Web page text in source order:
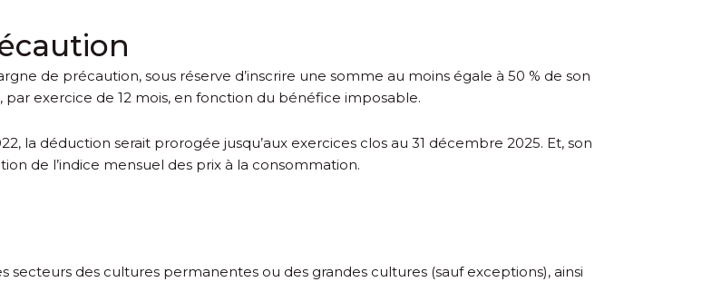
de précaution, sous réserve d’inscrire une somme au moins égale à 50 % de son
exercice de 12 mois, en fonction du bénéfice imposable.
la déduction serait prorogée jusqu’aux exercices clos au 31 décembre 2025. Et, son
de l’indice mensuel des prix à la consommation.
des cultures permanentes ou des grandes cultures (sauf exceptions), ainsi